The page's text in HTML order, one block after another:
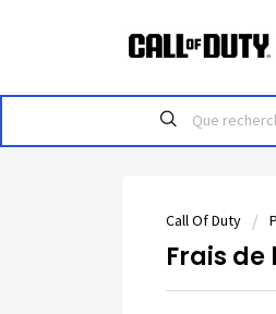
Call Of Duty
Frais